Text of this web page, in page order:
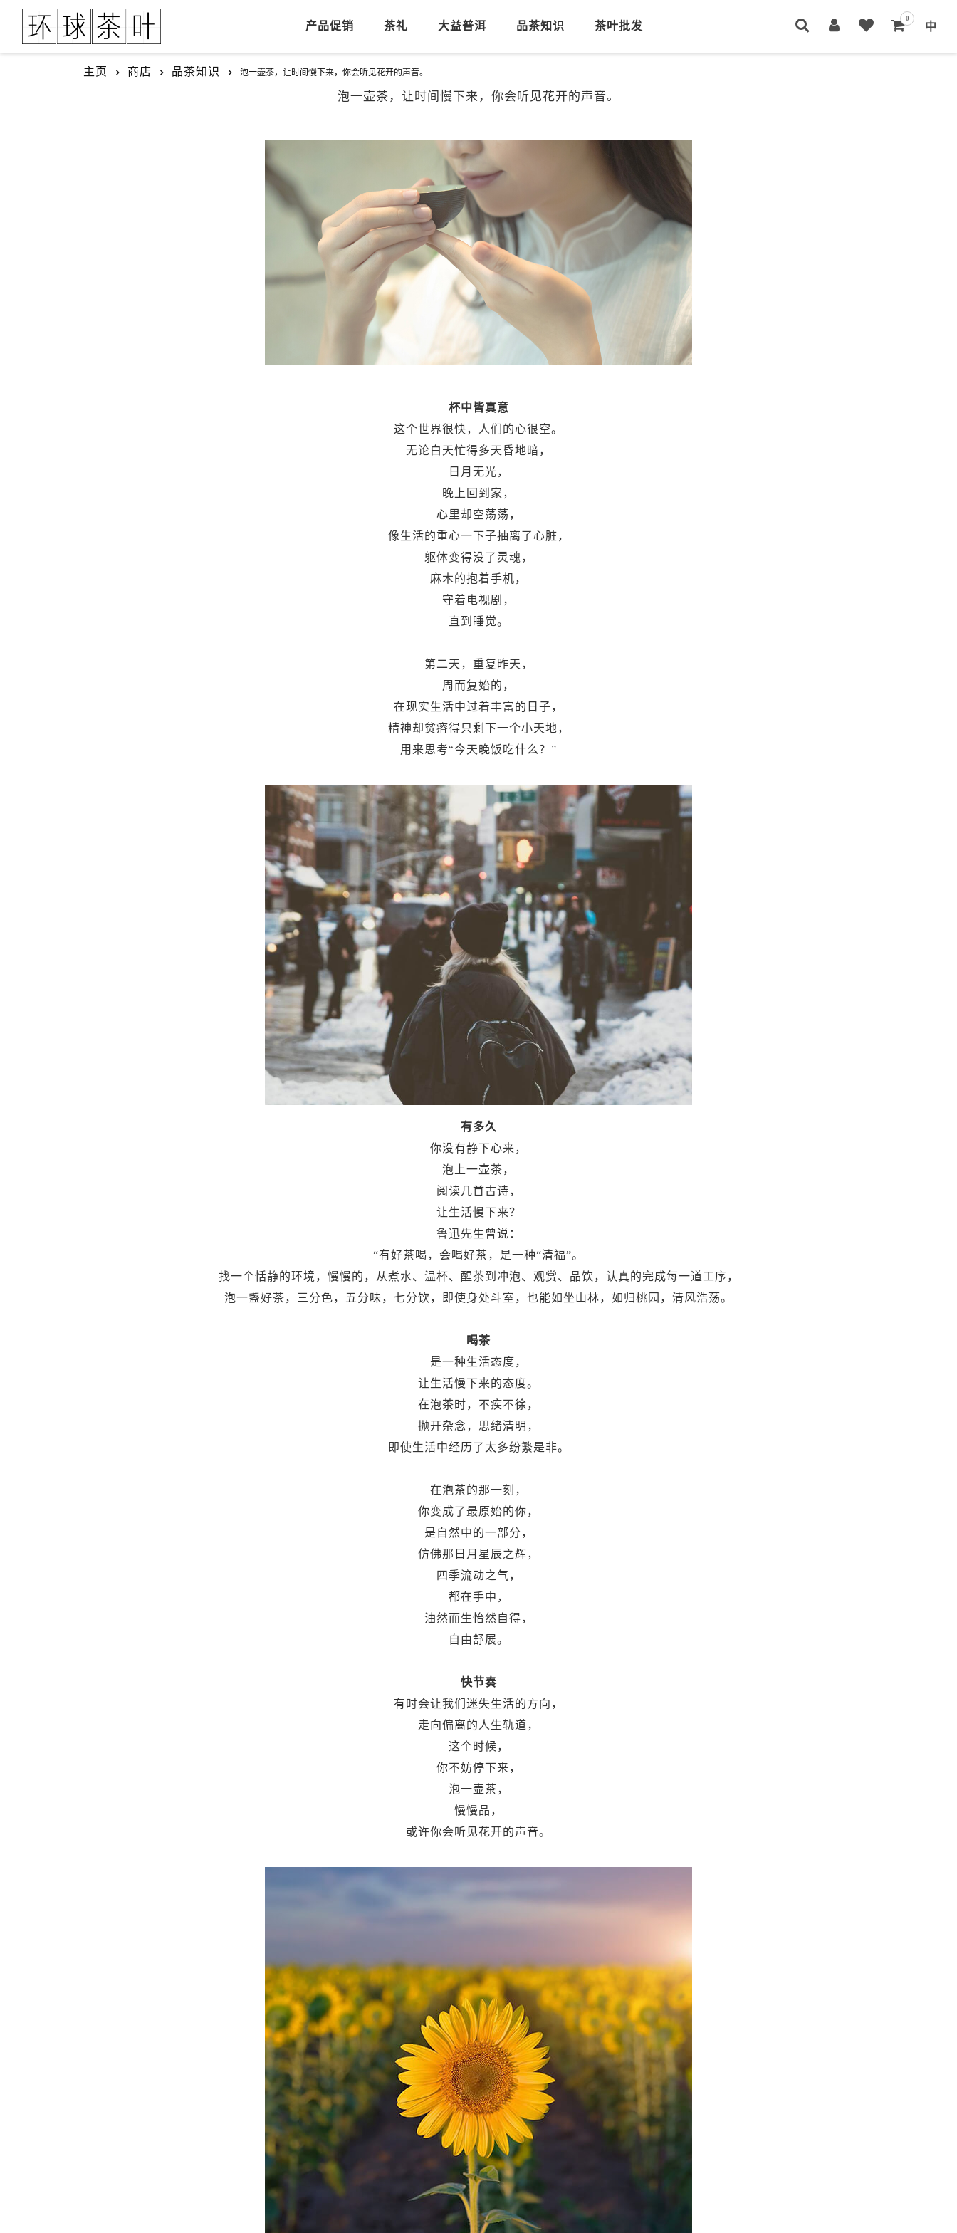
0 中
产品促销 茶礼 大益普洱 品茶知识 茶叶批发
主页 商店 品茶知识 泡一壶茶，让时间慢下来，你会听见花开的声音。
泡一壶茶，让时间慢下来，你会听见花开的声音。
杯中皆真意
这个世界很快，人们的心很空。
无论白天忙得多天昏地暗，
日月无光，
晚上回到家，
心里却空荡荡，
像生活的重心一下子抽离了心脏，
躯体变得没了灵魂，
麻木的抱着手机，
守着电视剧，
直到睡觉。
第二天，重复昨天，
周而复始的，
在现实生活中过着丰富的日子，
精神却贫瘠得只剩下一个小天地，
用来思考“今天晚饭吃什么？”
有多久
你没有静下心来，
泡上一壶茶，
阅读几首古诗，
让生活慢下来？
鲁迅先生曾说：
“有好茶喝，会喝好茶，是一种“清福”。
找一个恬静的环境，慢慢的，从煮水、温杯、醒茶到冲泡、观赏、品饮，认真的完成每一道工序，
泡一盏好茶，三分色，五分味，七分饮，即使身处斗室，也能如坐山林，如归桃园，清风浩荡。
喝茶
是一种生活态度，
让生活慢下来的态度。
在泡茶时，不疾不徐，
抛开杂念，思绪清明，
即使生活中经历了太多纷繁是非。
在泡茶的那一刻，
你变成了最原始的你，
是自然中的一部分，
仿佛那日月星辰之辉，
四季流动之气，
都在手中，
油然而生怡然自得，
自由舒展。
快节奏
有时会让我们迷失生活的方向，
走向偏离的人生轨道，
这个时候，
你不妨停下来，
泡一壶茶，
慢慢品，
或许你会听见花开的声音。